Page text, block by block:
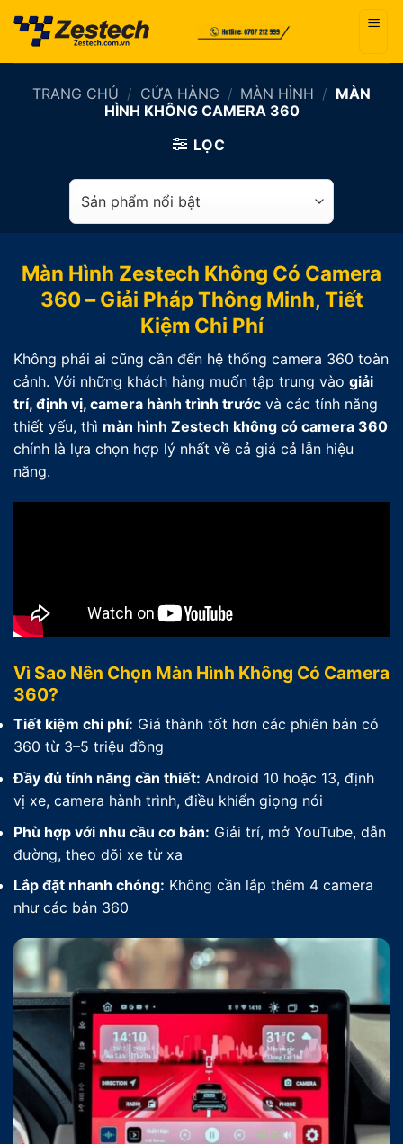
qua
TRANG CHỦ / CỬA HÀNG / MÀN HÌNH / MÀN
HÌNH KHÔNG CAMERA 360
LỌC
Màn Hình Zestech Không Có Camera
360 – Giải Pháp Thông Minh, Tiết
Kiệm Chi Phí
Không phải ai cũng cần đến hệ thống camera 360 toàn
cảnh. Với những khách hàng muốn tập trung vào giải
trí, định vị, camera hành trình trước và các tính năng
thiết yếu, thì màn hình Zestech không có camera 360
chính là lựa chọn hợp lý nhất về cả giá cả lẫn hiệu
năng.
Vì Sao Nên Chọn Màn Hình Không Có Camera
360?
Tiết kiệm chi phí: Giá thành tốt hơn các phiên bản có
360 từ 3–5 triệu đồng
Đầy đủ tính năng cần thiết: Android 10 hoặc 13, định
vị xe, camera hành trình, điều khiển giọng nói
Phù hợp với nhu cầu cơ bản: Giải trí, mở YouTube, dẫn
đường, theo dõi xe từ xa
Lắp đặt nhanh chóng: Không cần lắp thêm 4 camera
như các bản 360